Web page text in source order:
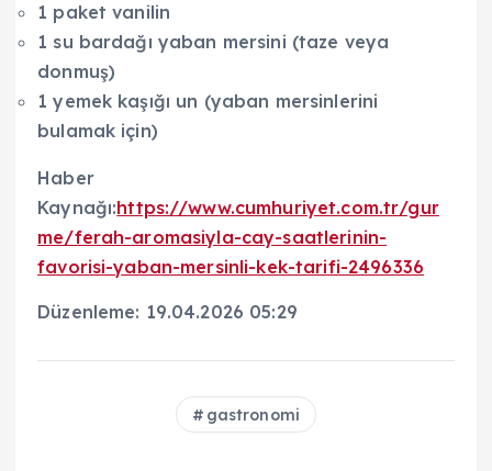
1 paket vanilin
1 su bardağı yaban mersini (taze veya
donmuş)
1 yemek kaşığı un (yaban mersinlerini
bulamak için)
Haber
Kaynağı:https://www.cumhuriyet.com.tr/gur
me/ferah-aromasiyla-cay-saatlerinin-
favorisi-yaban-mersinli-kek-tarifi-2496336
Düzenleme: 19.04.2026 05:29
gastronomi